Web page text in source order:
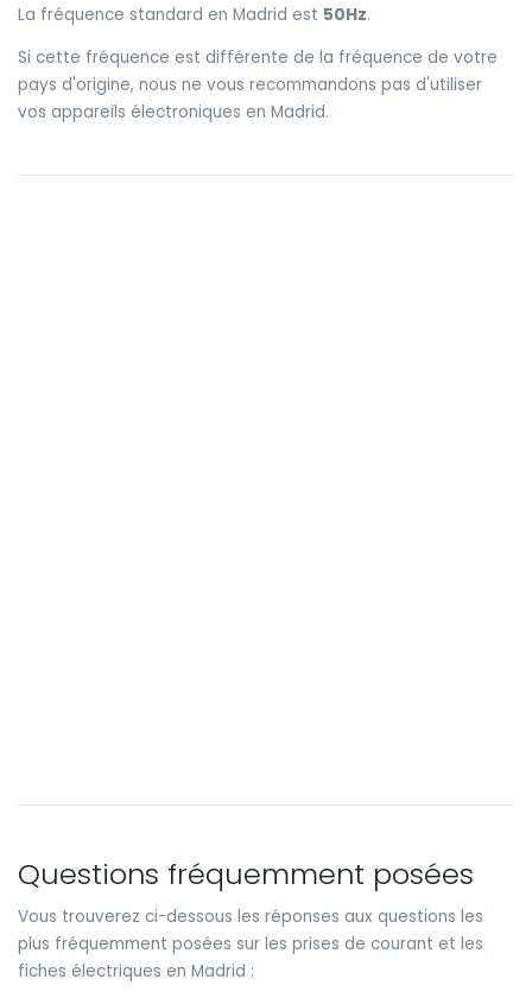
La fréquence standard en Madrid est 50Hz.
Si cette fréquence est différente de la fréquence de votre
pays d'origine, nous ne vous recommandons pas d'utiliser
vos appareils électroniques en Madrid.
Questions fréquemment posées
Vous trouverez ci-dessous les réponses aux questions les
plus fréquemment posées sur les prises de courant et les
fiches électriques en Madrid :